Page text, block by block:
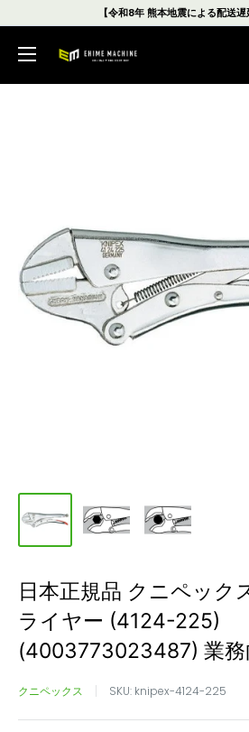
ン
【令和8年 熊本地震による配送遅
エ
日本正規品 クニペック
ライヤー (4124-225)
(4003773023487) 業務
クニペックス SKU: knipex-4124-225